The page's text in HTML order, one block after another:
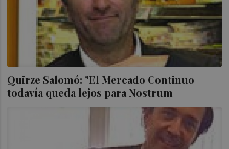
Quirze Salomó: "El Mercado Continuo
todavía queda lejos para Nostrum